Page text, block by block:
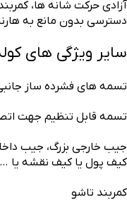
آزادی حرکت شانه ها،
دسترسی بدون مانع به
سایر ویژگی های
تسمه های فشرده ساز
تسمه قابل تنظیم جهت
جیب خارجی بزرگ، جیب
کیف پول یا کیف نقشه یا …
کمربند تاشو